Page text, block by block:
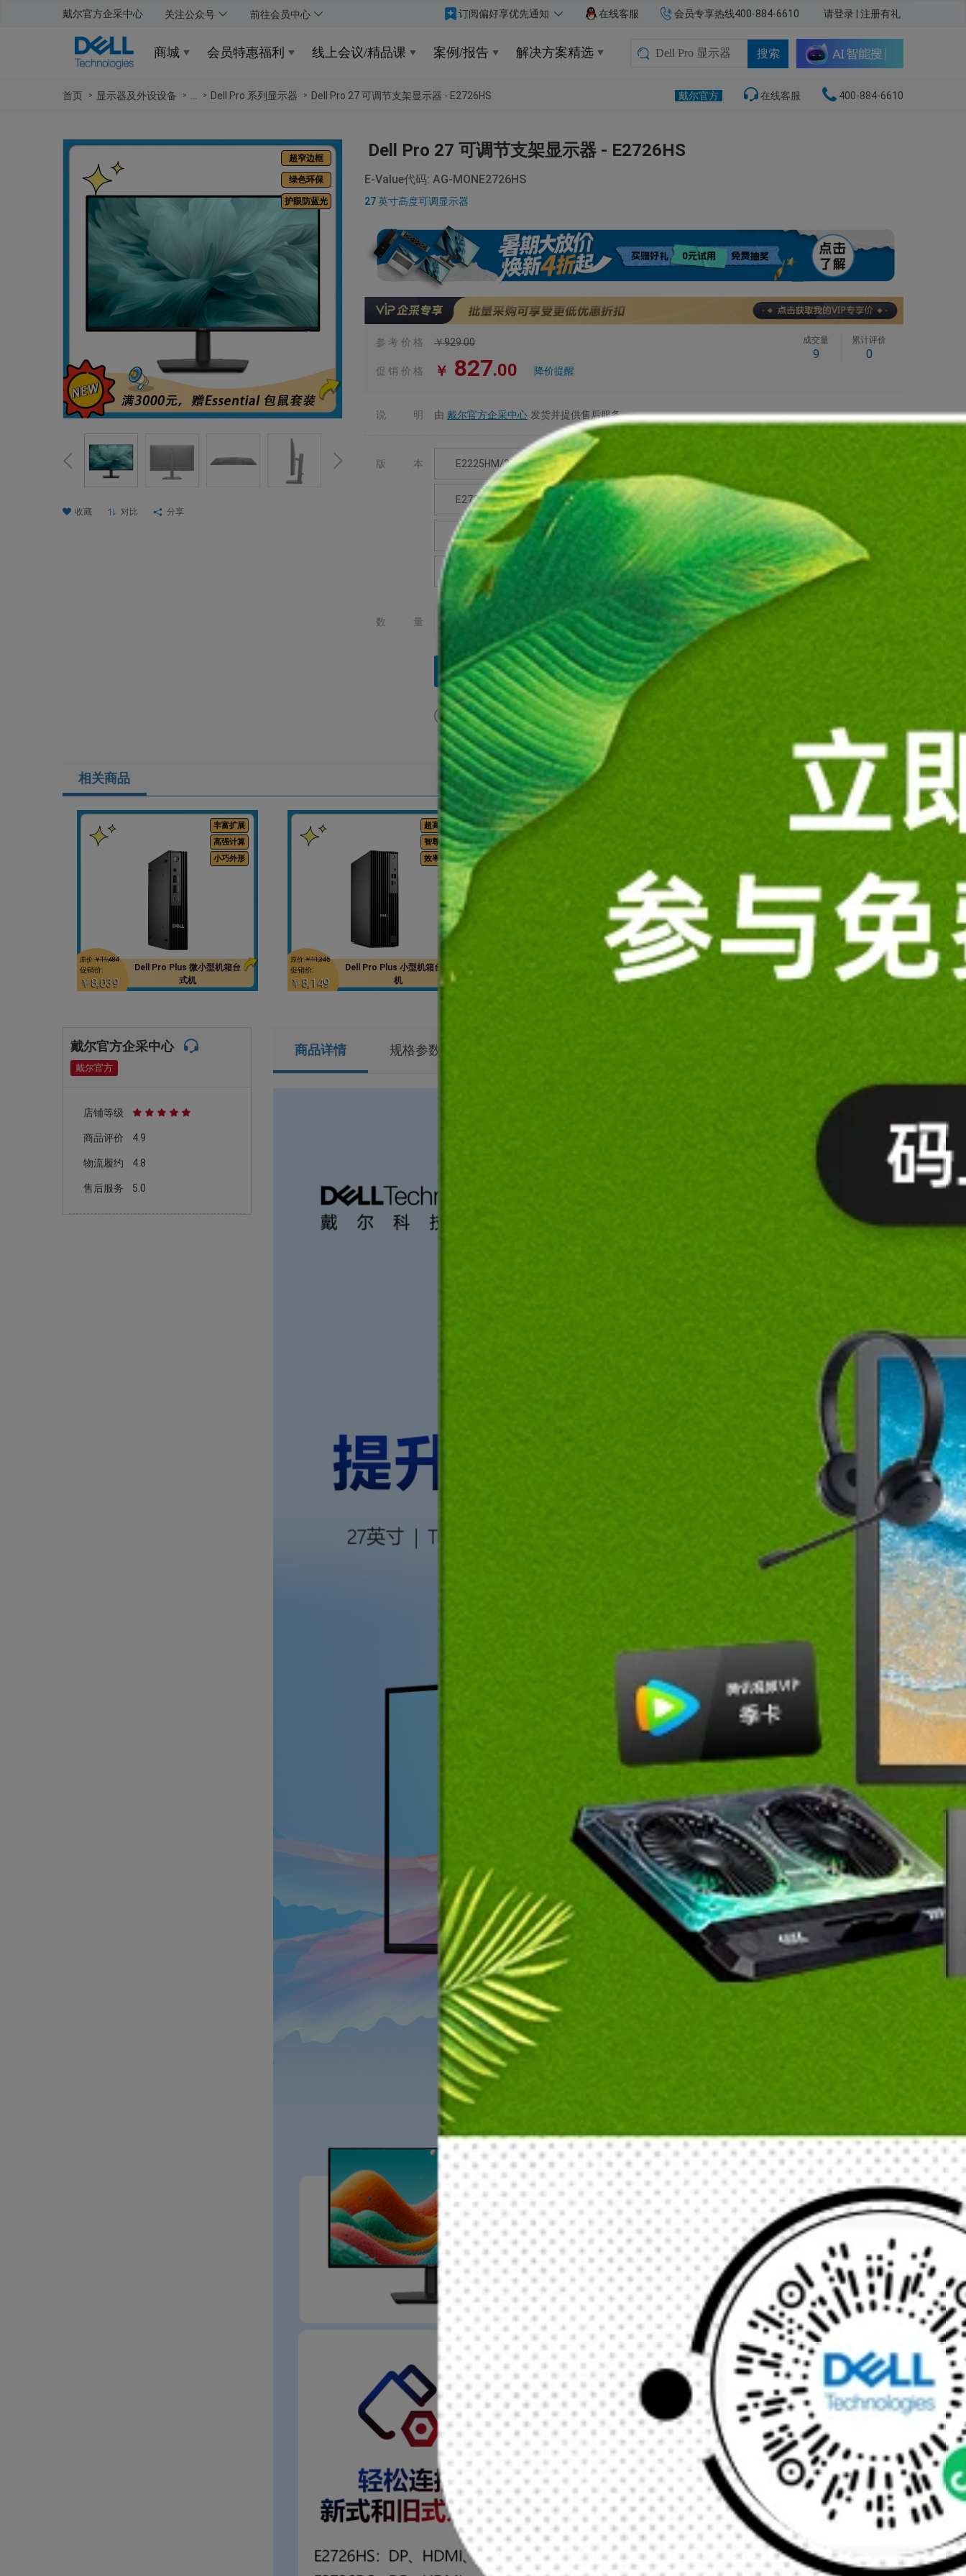
戴尔官方企采中心 关注公众号 前往会员中心 订阅偏好享优先通知 在线客服 会员专享热线400-884-6610 请登录 注册有礼
商城 会员特惠福利 线上会议/精品课 案例/报告 解决方案精选 搜索
首页 显示器及外设设备 ... Dell Pro 系列显示器 Dell Pro 27 可调节支架显示器 - E2726HS 戴尔官方 在线客服 400-884-6610
超窄边框
绿色环保
护眼防蓝光
收藏 对比 分享
Dell Pro 27 可调节支架显示器 - E2726HS
E-Value代码: AG-MONE2726HS
27 英寸高度可调显示器
成交量
9
累计评价
0
参考价格 ￥929.00
促销价格 ￥ 827.00 降价提醒
说明 由 戴尔官方企采中心 发货并提供售后服务
版本 E2225HM/22英寸
E2725HM/27英寸 E2726HS/27英寸 E2726DS/27英寸
E2226H/22英寸 E2226HS/22英寸 E2426HS/24英寸
E2026H/20英寸
数量 + 批量采购，提交订单后有机会获取更低报价呦！
在线咨询 申请批量折扣
拨打采购咨询热线 400-884-6610或
相关商品
Dell Pro Plus 微小型机箱台
式机
原价:￥11,484
促销价:
￥8,039
丰富扩展
高强计算
小巧外形
Dell Pro Plus 小型机箱台式
机
原价:￥11,345
促销价:
￥8,149
超高性能
智尊体验
效率出众
新 Dell Pro Max 16 Plus 笔
记本
新 Dell Pro Max 18 Plus 笔
戴尔官方企采中心
戴尔官方
店铺等级
商品评价 4.9
物流履约 4.8
售后服务 5.0
商品详情 规格参数